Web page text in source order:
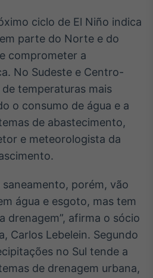
Datafeed
APIs para
integração de
dados
Broadcast
Ticker
Cotações e
headlines de
notícias
Widgets
Componentes
para conteúdos e
funcionalidades
ciclo de El Niño indica
parte do Norte e do
comprometer a
No Sudeste e Centro-
temperaturas mais
o consumo de água e a
de abastecimento,
e meteorologista da
porém, vão
água e esgoto, mas tem
drenagem”, afirma o sócio
Carlos Lebelein. Segundo
no Sul tende a
de drenagem urbana,